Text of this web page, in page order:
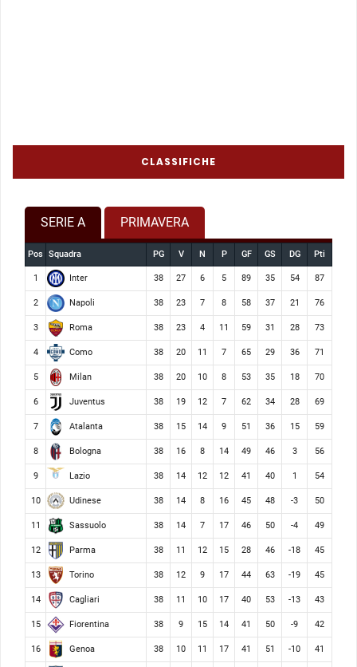
CLASSIFICHE
SERIE A PRIMAVERA
Pos Squadra PG V N P GF GS DG Pti
1 Inter 38 27 6 5 89 35 54 87
2 Napoli 38 23 7 8 58 37 21 76
3 Roma 38 23 4 11 59 31 28 73
4 Como 38 20 11 7 65 29 36 71
5 Milan 38 20 10 8 53 35 18 70
6 Juventus 38 19 12 7 62 34 28 69
7 Atalanta 38 15 14 9 51 36 15 59
8 Bologna 38 16 8 14 49 46 3 56
9 Lazio 38 14 12 12 41 40 1 54
10 Udinese 38 14 8 16 45 48 -3 50
11 Sassuolo 38 14 7 17 46 50 -4 49
12 Parma 38 11 12 15 28 46 -18 45
13 Torino 38 12 9 17 44 63 -19 45
14 Cagliari 38 11 10 17 40 53 -13 43
15 Fiorentina 38 9 15 14 41 50 -9 42
16 Genoa 38 10 11 17 41 51 -10 41